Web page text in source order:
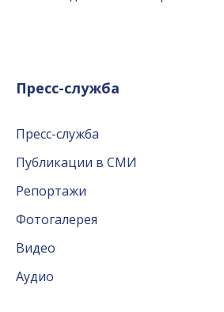
Пресс-служба
Пресс-служба
Публикации в СМИ
Репортажи
Фотогалерея
Видео
Аудио